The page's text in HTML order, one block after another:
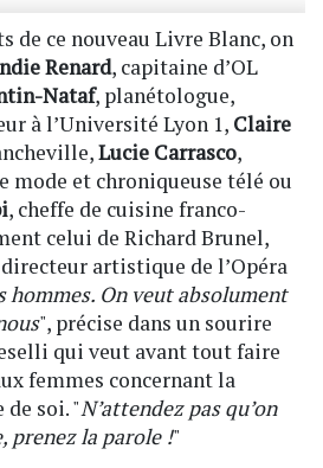
de ce nouveau Livre Blanc, on
Renard, capitaine d’OL
Nataf, planétologue,
à l’Université Lyon 1, Claire
Lucie Carrasco,
mode et chroniqueuse télé ou
, cheffe de cuisine franco-
celui de Richard Brunel,
artistique de l’Opéra
hommes. On veut absolument
", précise dans un sourire
qui veut avant tout faire
femmes concernant la
de soi. "N’attendez pas qu’on
prenez la parole !"